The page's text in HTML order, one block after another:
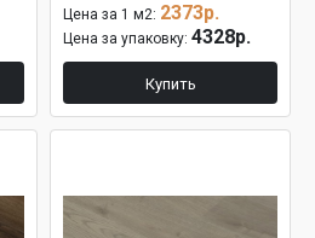
Цена за 1 м2: 2373р.
Цена за упаковку: 4328р.
Купить